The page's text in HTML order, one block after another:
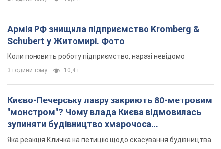
Армія РФ знищила підприємство Kromberg &
Schubert у Житомирі. Фото
Коли поновить роботу підприємство, наразі невідомо
3 години тому 10,4 т.
Києво-Печерську лавру закриють 80-метровим
"монстром"? Чому влада Києва відмовилась
зупиняти будівництво хмарочоса
"московського вірянина"
Яка реакція Кличка на петицію щодо скасування будівництва